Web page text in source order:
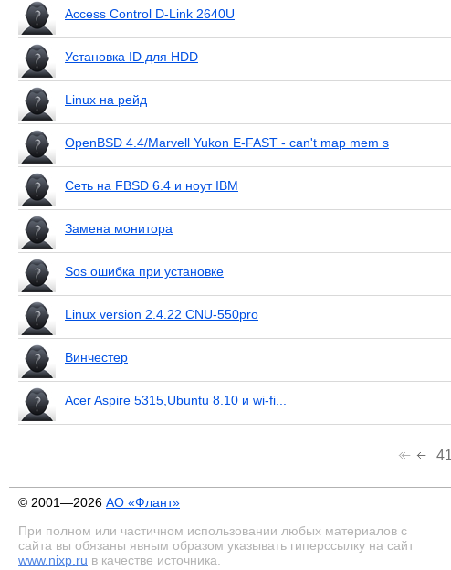
Access Control D-Link 2640U
Установка ID для HDD
Linux на рейд
OpenBSD 4.4/Marvell Yukon E-FAST - can't map mem s
Сеть на FBSD 6.4 и ноут IBM
Замена монитора
Sos ошибка при установке
Linux version 2.4.22 CNU-550pro
Винчестер
Acer Aspire 5315,Ubuntu 8.10 и wi-fi...
© 2001—2026 АО «Флант»
При полном или частичном использовании любых материалов с
сайта вы обязаны явным образом указывать гиперссылку на сайт
www.nixp.ru в качестве источника.